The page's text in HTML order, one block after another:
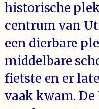
historische
centrum van
een dierbare
middelbare
fietste en er
vaak kwam.